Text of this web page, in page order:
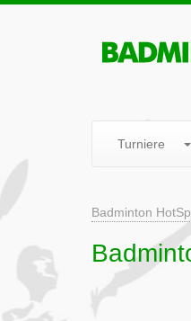
Turniere
Badminton